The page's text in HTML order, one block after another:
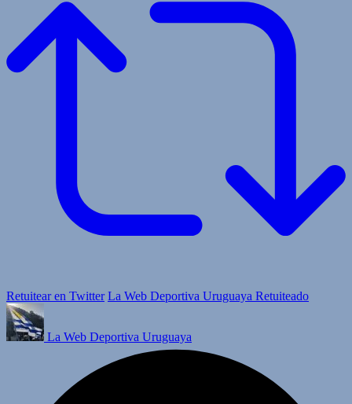
Retuitear en Twitter La Web Deportiva Uruguaya Retuiteado
La Web Deportiva Uruguaya